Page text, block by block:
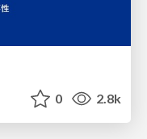
0 2.8k